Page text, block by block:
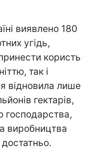
виявлено 180
угідь,
користь
так і
відновила лише
гектарів,
господарства,
виробництва